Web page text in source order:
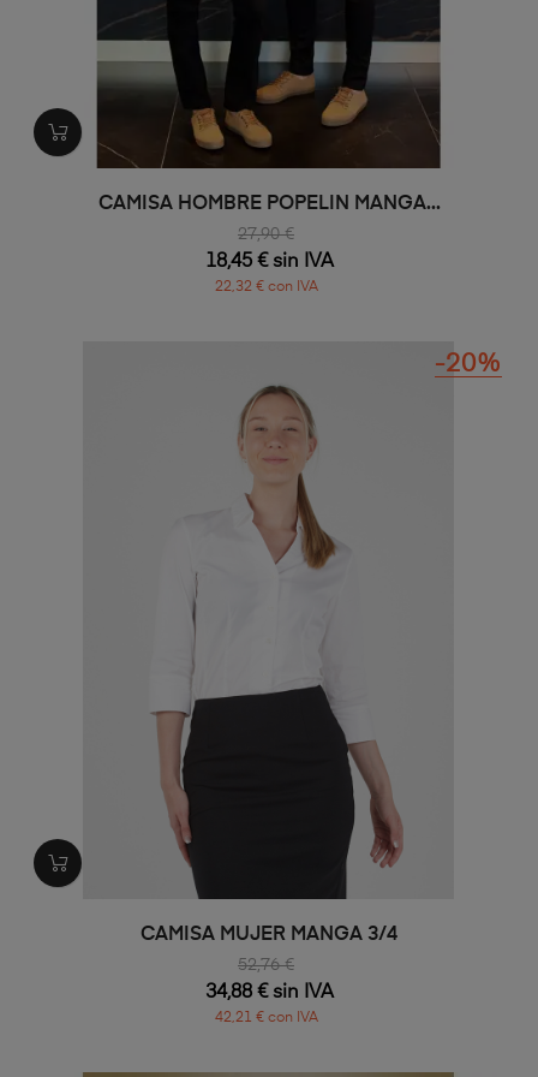
CAMISA HOMBRE POPELIN MANGA...
27,90 €
18,45 € sin IVA
22,32 € con IVA
CAMISA MUJER MANGA 3/4
52,76 €
-20%
34,88 € sin IVA
42,21 € con IVA